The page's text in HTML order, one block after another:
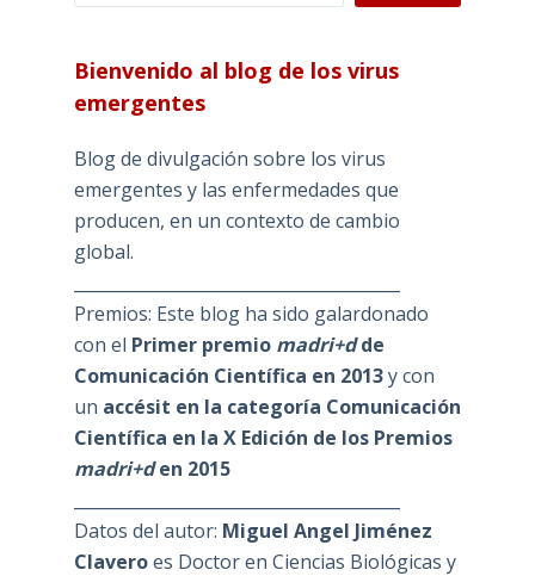
Bienvenido al blog de los virus
emergentes
Blog de divulgación sobre los virus
emergentes y las enfermedades que
producen, en un contexto de cambio
global.
Premios: Este blog ha sido galardonado
con el Primer premio madri+dde
Comunicación Científica en 2013y con
un accésit en la categoría Comunicación
Científica en la X Edición de los Premios
madri+den 2015
Datos del autor: Miguel Angel Jiménez
Claveroes Doctor en Ciencias Biológicas y